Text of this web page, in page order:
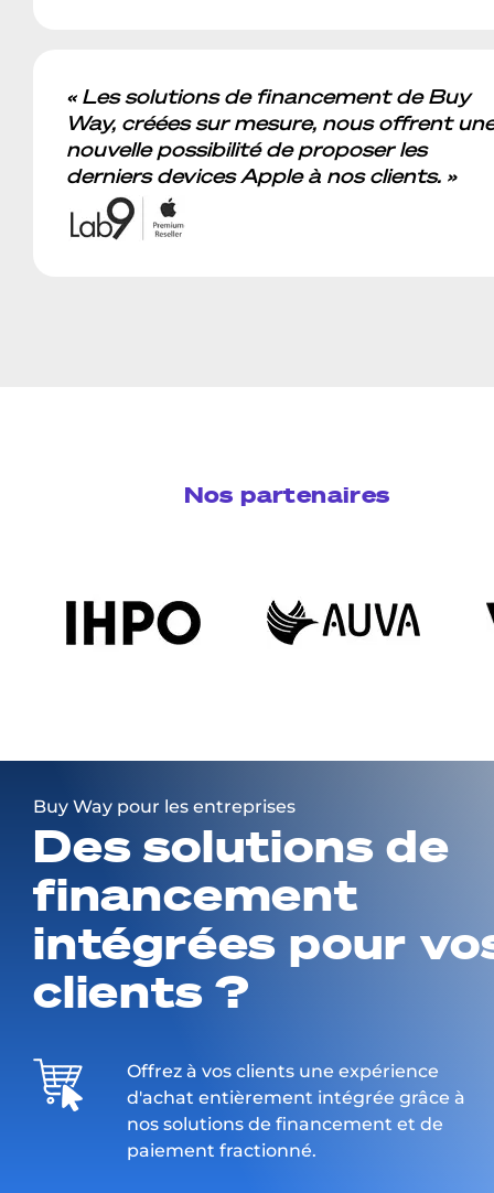
« Les solutions de financement de Buy
Way, créées sur mesure, nous offrent
nouvelle possibilité de proposer les
derniers devices Apple à nos clients. »
Nos partenaires
Buy Way pour les entreprises
Des solutions de
financement
intégrées pour
clients ?
Offrez à vos clients une expérience
d'achat entièrement intégrée grâce à
nos solutions de financement et de
paiement fractionné.